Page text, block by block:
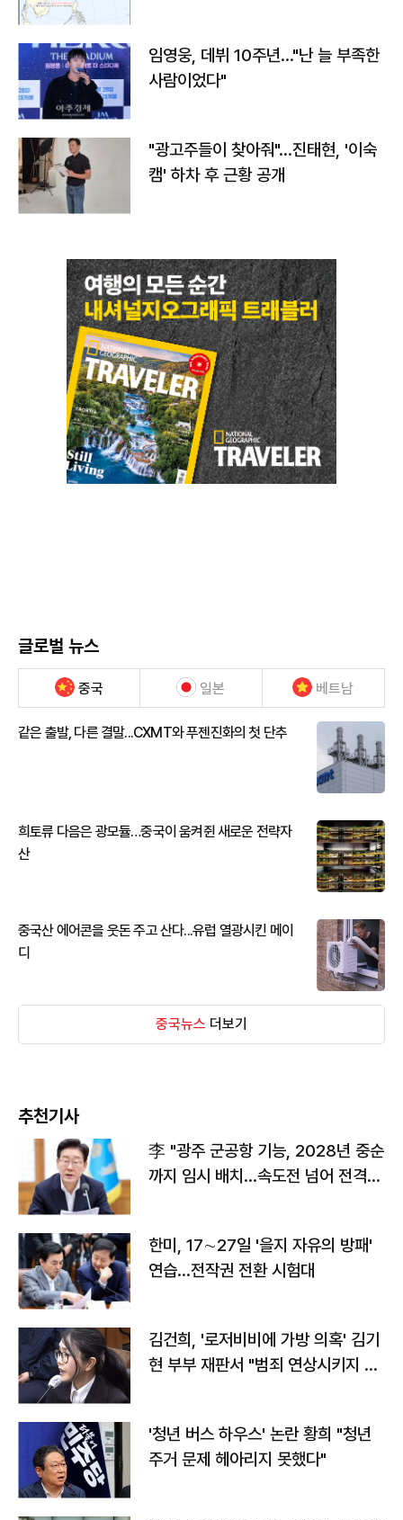
임영웅, 데뷔 10주년…"난 늘 부족한
사람이었다"
"광고주들이 찾아줘"…진태현, '이숙
캠' 하차 후 근황 공개
글로벌 뉴스
중국 일본 베트남
같은 출발, 다른 결말...CXMT와 푸젠진화의 첫 단추
희토류 다음은 광모듈…중국이 움켜쥔 새로운 전략자
산
중국산 에어콘을 웃돈 주고 산다...유럽 열광시킨 메이
디
중국뉴스 더보기
추천기사
李 "광주 군공항 기능, 2028년 중순
까지 임시 배치…속도전 넘어 전격
한미, 17∼27일 '을지 자유의 방패'
연습…전작권 전환 시험대
김건희, '로저비비에 가방 의혹' 김기
현 부부 재판서 "범죄 연상시키지 말
'청년 버스 하우스' 논란 황희 "청년
주거 문제 헤아리지 못했다"